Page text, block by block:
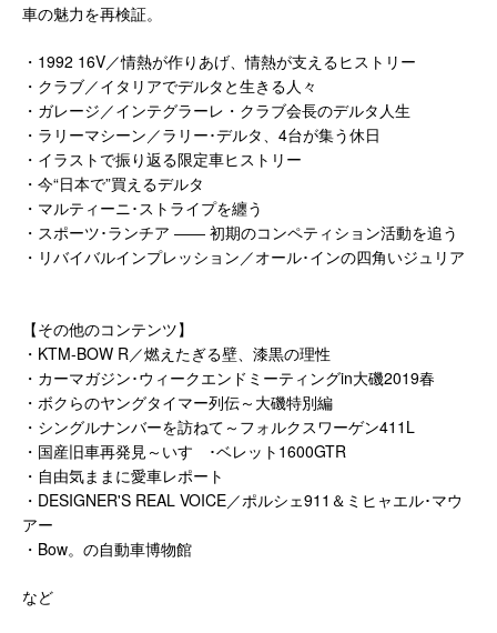
車の魅力を再検証。
・1992 16V／情熱が作りあげ、情熱が支えるヒストリー
・クラブ／イタリアでデルタと生きる人々
・ガレージ／インテグラーレ・クラブ会長のデルタ人生
・ラリーマシーン／ラリー･デルタ、4台が集う休日
・イラストで振り返る限定車ヒストリー
・今“日本で”買えるデルタ
・マルティーニ･ストライプを纏う
・スポーツ･ランチア ―― 初期のコンペティション活動を追う
・リバイバルインプレッション／オール･インの四角いジュリア
【その他のコンテンツ】
・KTM-BOW R／燃えたぎる壁、漆黒の理性
・カーマガジン･ウィークエンドミーティングin大磯2019春
・ボクらのヤングタイマー列伝～大磯特別編
・シングルナンバーを訪ねて～フォルクスワーゲン411L
・国産旧車再発見～いすゞ･ベレット1600GTR
・自由気ままに愛車レポート
・DESIGNER'S REAL VOICE／ポルシェ911＆ミヒャエル･マウ
アー
・Bow。の自動車博物館
など